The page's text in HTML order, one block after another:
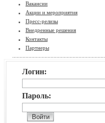
Вакансии
Акции и мероприятия
Пресс-релизы
Внедренные решения
Контакты
Партнеры
Логин:
Пароль: